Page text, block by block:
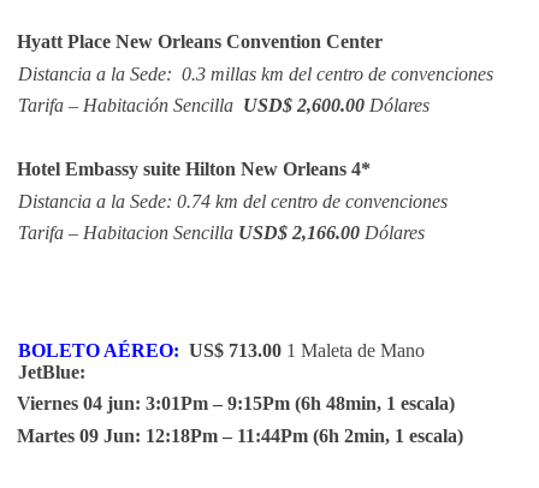
Hyatt Place New Orleans Convention Center
Distancia a la Sede: 0.3 millas km del centro de convenciones
Tarifa – Habitación Sencilla USD$ 2,600.00 Dólares
Hotel Embassy suite Hilton New Orleans 4*
Distancia a la Sede: 0.74 km del centro de convenciones
Tarifa – Habitacion Sencilla USD$ 2,166.00 Dólares
BOLETO AÉREO: US$ 713.00 1 Maleta de Mano
JetBlue:
Viernes 04 jun: 3:01Pm – 9:15Pm (6h 48min, 1 escala)
Martes 09 Jun: 12:18Pm – 11:44Pm (6h 2min, 1 escala)